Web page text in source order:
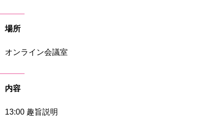
研
会
連
方
卒
生
の
方
場所
オンライン会議室
内容
13:00 趣旨説明